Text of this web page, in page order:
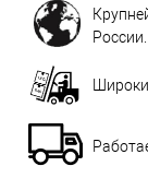
России.